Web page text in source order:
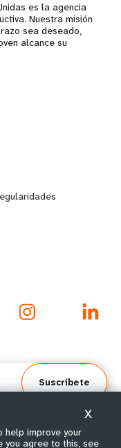
es la agencia
Nuestra misión
sea deseado,
alcance su
Suscríbete
help improve your
you agree to this, see
X